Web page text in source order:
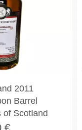
2011
Barrel
of Scotland